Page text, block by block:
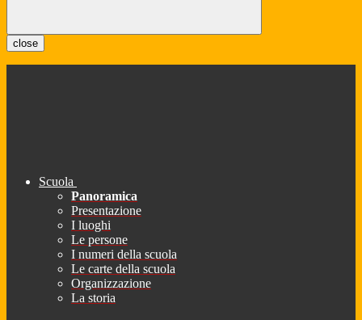
close
Scuola
Panoramica
Presentazione
I luoghi
Le persone
I numeri della scuola
Le carte della scuola
Organizzazione
La storia